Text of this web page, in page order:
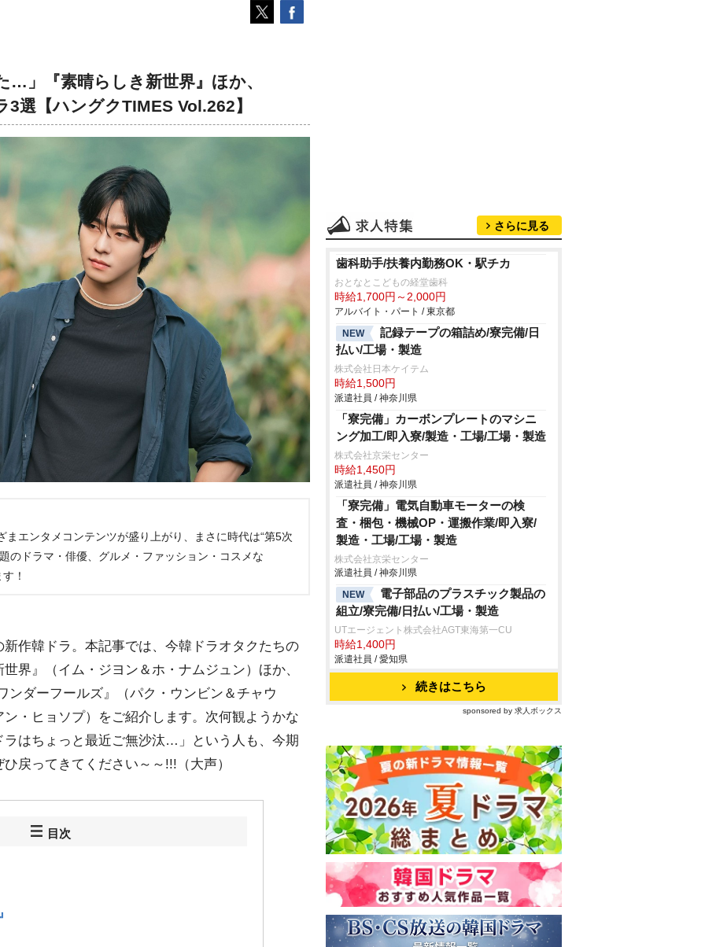
…」『素晴らしき新世界』ほか、
選【ハングクTIMES Vol.262】
エンタメコンテンツが盛り上がり、まさに時代は“第5次
のドラマ・俳優、グルメ・ファッション・コスメな
！
作韓ドラ。本記事では、今韓ドラオタクたちの
界』（イム・ジヨン＆ホ・ナムジュン）ほか、
ンダーフールズ』（パク・ウンビン＆チャウ
・ヒョソプ）をご紹介します。次何観ようかな
はちょっと最近ご無沙汰…」という人も、今期
戻ってきてください～～!!!（大声）
目次
さらに見る
歯科助手/扶養内勤務OK・駅チカ
おとなとこどもの経堂歯科
時給1,700円～2,000円
アルバイト・パート / 東京都
NEW
記録テープの箱詰め/寮完備/日
払い/工場・製造
株式会社日本ケイテム
時給1,500円
派遣社員 / 神奈川県
「寮完備」カーボンプレートのマシニ
ング加工/即入寮/製造・工場/工場・製造
株式会社京栄センター
時給1,450円
派遣社員 / 神奈川県
「寮完備」電気自動車モーターの検
査・梱包・機械OP・運搬作業/即入寮/
製造・工場/工場・製造
株式会社京栄センター
派遣社員 / 神奈川県
NEW
電子部品のプラスチック製品の
組立/寮完備/日払い/工場・製造
UTエージェント株式会社AGT東海第一CU
時給1,400円
派遣社員 / 愛知県
続きはこちら
sponsored by 求人ボックス